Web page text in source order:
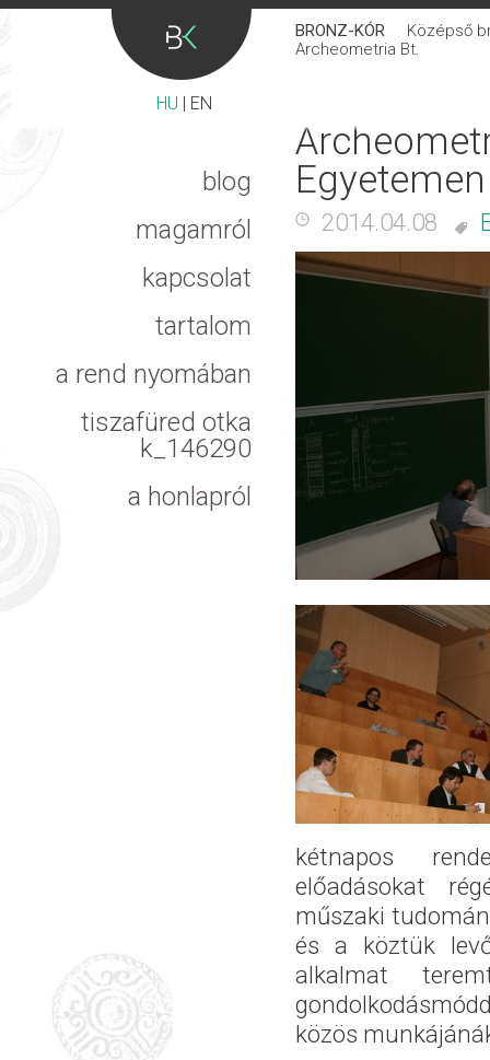
HU | EN
BRONZ-KÓR
Középső
Archeometria Bt.
blog
magamról
kapcsolat
tartalom
a rend nyomában
tiszafüred otka
k_146290
a honlapról
Egyetemen
2014.04.08
kétnapos
előadásokat
műszaki
és a köztük
alkalmat
közös